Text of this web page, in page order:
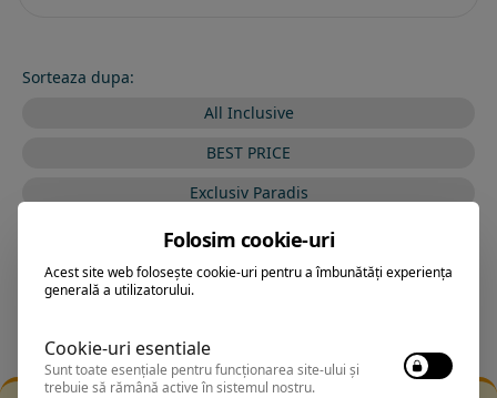
Sorteaza dupa:
All Inclusive
BEST PRICE
Exclusiv Paradis
Stele 1-5
Stele 5-1
Folosim cookie-uri
Acest site web folosește cookie-uri pentru a îmbunătăți experiența
generală a utilizatorului.
Cookie-uri esentiale
Sunt toate esențiale pentru funcționarea site-ului și
trebuie să rămână active în sistemul nostru.